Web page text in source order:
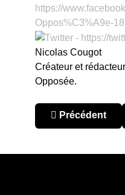
Nicolas Cougot
Créateur et
Opposée.
Article
Précédent